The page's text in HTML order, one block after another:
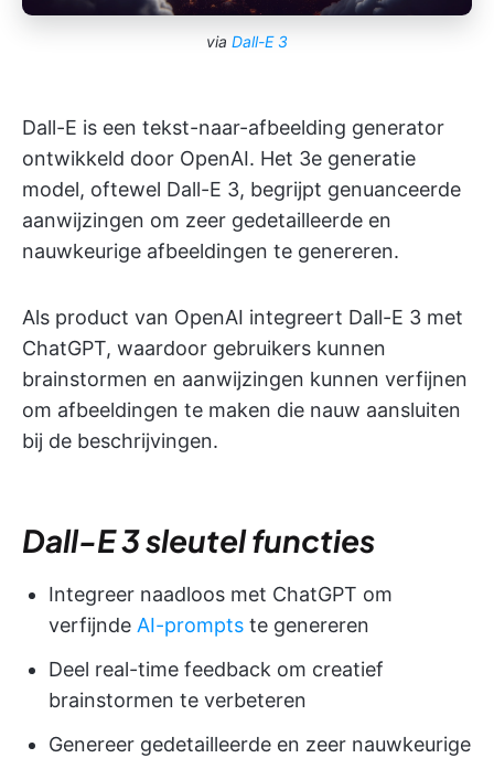
via Dall-E 3
Dall-E is een tekst-naar-afbeelding generator
ontwikkeld door OpenAI. Het 3e generatie
model, oftewel Dall-E 3, begrijpt genuanceerde
aanwijzingen om zeer gedetailleerde en
nauwkeurige afbeeldingen te genereren.
Als product van OpenAI integreert Dall-E 3 met
ChatGPT, waardoor gebruikers kunnen
brainstormen en aanwijzingen kunnen verfijnen
om afbeeldingen te maken die nauw aansluiten
bij de beschrijvingen.
Dall-E 3 sleutel functies
Integreer naadloos met ChatGPT om
verfijnde AI-prompts te genereren
Deel real-time feedback om creatief
brainstormen te verbeteren
Genereer gedetailleerde en zeer nauwkeurige